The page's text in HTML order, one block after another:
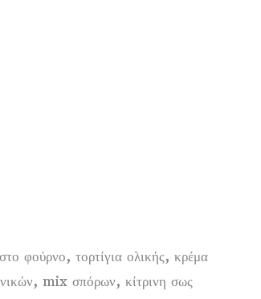
φούρνο, τορτίγια ολικής, κρέμα
mix σπόρων, κίτρινη σως